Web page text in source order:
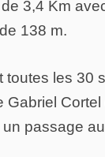
3,4 Km
138 m.
toutes les 30
Gabriel Cortel
un passage